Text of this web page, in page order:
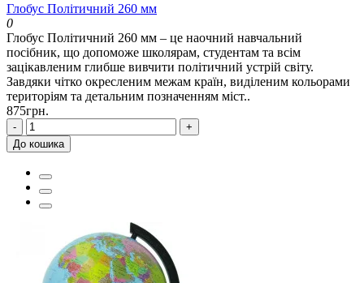
Глобус Політичний 260 мм
0
Глобус Політичний 260 мм – це наочний навчальний
посібник, що допоможе школярам, студентам та всім
зацікавленим глибше вивчити політичний устрій світу.
Завдяки чітко окресленим межам країн, виділеним кольорами
територіям та детальним позначенням міст..
875грн.
-
+
До кошика